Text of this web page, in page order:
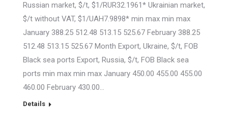
Russian market, $/t, $1/RUR32.1961* Ukrainian market,
$/t without VAT, $1/UAH7.9898* min max min max
January 388.25 512.48 513.15 525.67 February 388.25
512.48 513.15 525.67 Month Export, Ukraine, $/t, FOB
Black sea ports Export, Russia, $/t, FOB Black sea
ports min max min max January 450.00 455.00 455.00
460.00 February 430.00…
Details